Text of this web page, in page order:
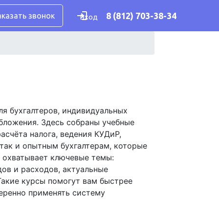
звонок Вход 8 (812) 703-38-34
бухгалтеров, индивидуальных
Здесь собраны учебные
налога, ведения КУДиР,
и опытным бухгалтерам, которые
охватывает ключевые темы:
и расходов, актуальные
курсы помогут вам быстрее
применять систему